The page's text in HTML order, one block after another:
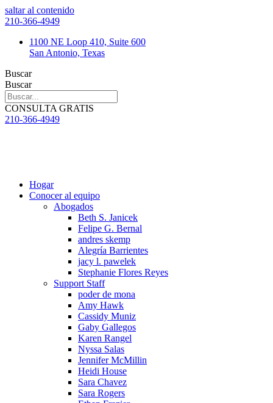
saltar al contenido
210-366-4949
1100 NE Loop 410, Suite 600
San Antonio, Texas
Buscar
Buscar
CONSULTA GRATIS
210-366-4949
Hogar
Conocer al equipo
Abogados
Beth S. Janicek
Felipe G. Bernal
andres skemp
Alegría Barrientes
jacy l. pawelek
Stephanie Flores Reyes
Support Staff
poder de mona
Amy Hawk
Cassidy Muniz
Gaby Gallegos
Karen Rangel
Nyssa Salas
Jennifer McMillin
Heidi House
Sara Chavez
Sara Rogers